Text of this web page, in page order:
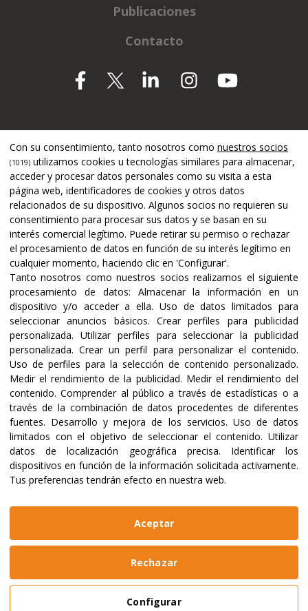
Publicaciones
Contacto
Certificaciones y acreditaciones
Manual de identidad
Web realizada porBikuma
Con su consentimiento, tanto nosotros como nuestros socios
(1019) utilizamos cookies u tecnologías similares para almacenar,
acceder y procesar datos personales como su visita a esta
página web, identificadores de cookies y otros datos
relacionados de su dispositivo. Algunos socios no requieren su
consentimiento para procesar sus datos y se basan en su
interés comercial legítimo. Puede retirar su permiso o rechazar
el procesamiento de datos en función de su interés legítimo en
cualquier momento, haciendo clic en 'Configurar'.
Tanto nosotros como nuestros socios realizamos el siguiente
procesamiento de datos: Almacenar la información en un
dispositivo y/o acceder a ella. Uso de datos limitados para
seleccionar anuncios básicos.Crear perfiles para publicidad
personalizada. Utilizar perfiles para seleccionar la publicidad
personalizada.Crear un perfil para personalizar el contenido.
Uso de perfiles para la selección de contenido personalizado.
Medir el rendimiento de la publicidad. Medir el rendimiento del
contenido.Comprender al público a través de estadísticas o a
través de la combinación de datos procedentes de diferentes
fuentes. Desarrollo y mejora de los servicios. Uso de datos
limitados con el objetivo de seleccionar el contenido. Utilizar
datos de localización geográfica precisa. Identificar los
dispositivos en función de la información solicitada activamente.
Tus preferencias tendrán efecto en nuestra web.
Configurar
Rechazar
Aceptar
Aviso Legal